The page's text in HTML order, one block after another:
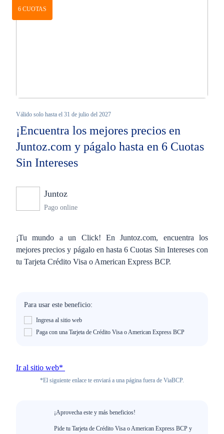
6 CUOTAS
Válido solo hasta el 31 de julio del 2027
¡Encuentra los mejores precios en
Juntoz.com y págalo hasta en 6 Cuotas
Sin Intereses
Juntoz
Pago online
¡Tu mundo a un Click! En Juntoz.com, encuentra los
mejores precios y págalo en hasta 6 Cuotas Sin Intereses con
tu Tarjeta Crédito Visa o American Express BCP.
Para usar este beneficio:
Ingresa al sitio web
Paga con una Tarjeta de Crédito Visa o American Express BCP
Ir al sitio web*
*El siguiente enlace te enviará a una página fuera de ViaBCP.
¡Aprovecha este y más beneficios!
Pide tu Tarjeta de Crédito Visa o American Express BCP y